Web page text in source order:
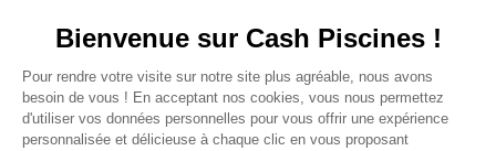
☆☆☆☆☆
0/5
(0 )
Bienvenue sur Cash Piscines !
Plateforme de Gestion du
Pour rendre votre visite sur notre site plus agréable, nous avons
besoin de vous ! En acceptant nos cookies, vous nous permettez
d'utiliser vos données personnelles pour vous offrir une expérience
personnalisée et délicieuse à chaque clic en vous proposant
Axeptio consent